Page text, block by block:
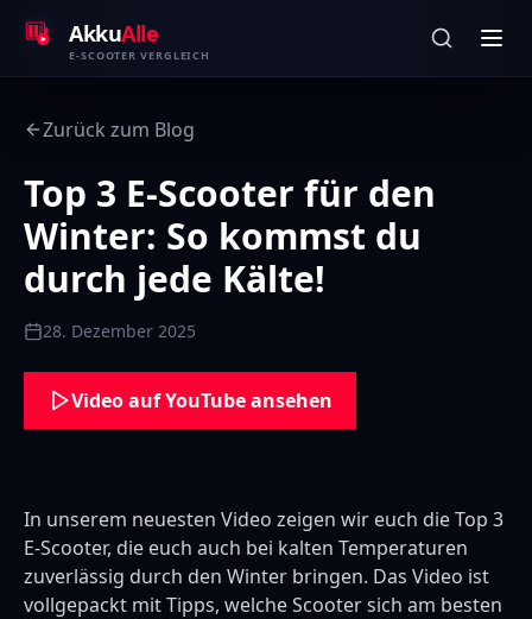
AkkuAlle
E-SCOOTER VERGLEICH
Zurück zum Blog
Top 3 E-Scooter für den
Winter: So kommst du
durch jede Kälte!
28. Dezember 2025
Video auf YouTube ansehen
In unserem neuesten Video zeigen wir euch die Top 3
E-Scooter, die euch auch bei kalten Temperaturen
zuverlässig durch den Winter bringen. Das Video ist
vollgepackt mit Tipps, welche Scooter sich am besten